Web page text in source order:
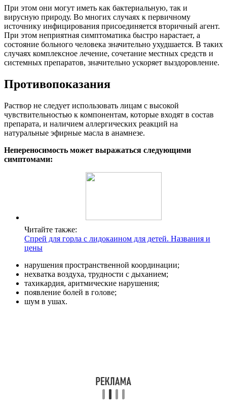
При этом они могут иметь как бактериальную, так и
вирусную природу. Во многих случаях к первичному
источнику инфицирования присоединяется вторичный агент.
При этом неприятная симптоматика быстро нарастает, а
состояние больного человека значительно ухудшается. В таких
случаях комплексное лечение, сочетание местных средств и
системных препаратов, значительно ускоряет выздоровление.
Противопоказания
Раствор не следует использовать лицам с высокой
чувствительностью к компонентам, которые входят в состав
препарата, и наличием аллергических реакций на
натуральные эфирные масла в анамнезе.
Непереносимость может выражаться следующими
симптомами:
Читайте также:
Спрей для горла с лидокаином для детей. Названия и
цены
нарушения пространственной координации;
нехватка воздуха, трудности с дыханием;
тахикардия, аритмические нарушения;
появление болей в голове;
шум в ушах.